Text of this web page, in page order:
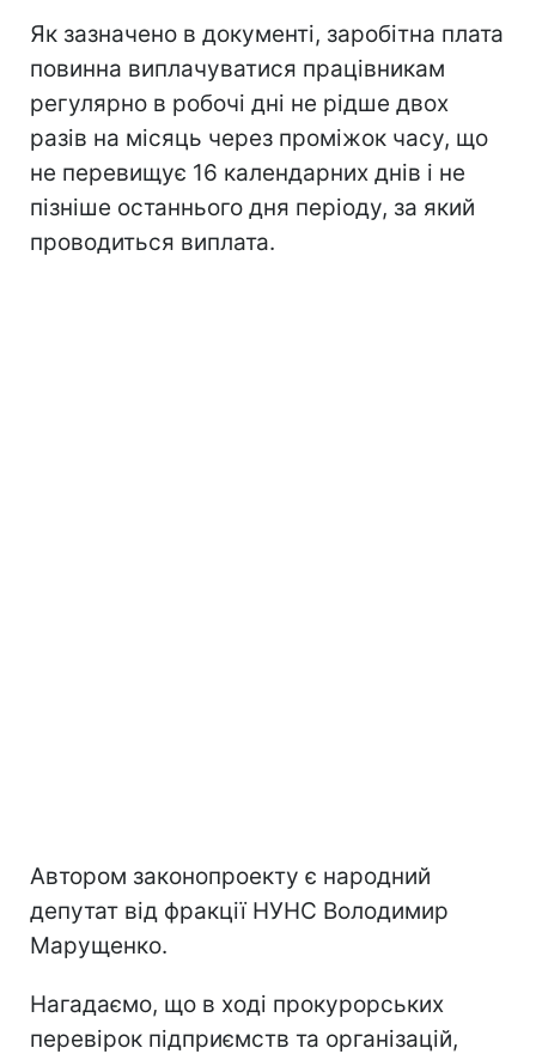
Як зазначено в документі, заробітна плата
повинна виплачуватися працівникам
регулярно в робочі дні не рідше двох
разів на місяць через проміжок часу, що
не перевищує 16 календарних днів і не
пізніше останнього дня періоду, за який
проводиться виплата.
Автором законопроекту є народний
депутат від фракції НУНС Володимир
Марущенко.
Нагадаємо, що в ході прокурорських
перевірок підприємств та організацій,